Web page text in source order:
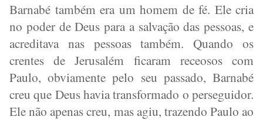
Barnabé também era um homem de fé. Ele cria
no poder de Deus para a salvação das pessoas, e
acreditava nas pessoas também. Quando os
crentes de Jerusalém ficaram receosos com
Paulo, obviamente pelo seu passado, Barnabé
creu que Deus havia transformado o perseguidor.
Ele não apenas creu, mas agiu, trazendo Paulo ao